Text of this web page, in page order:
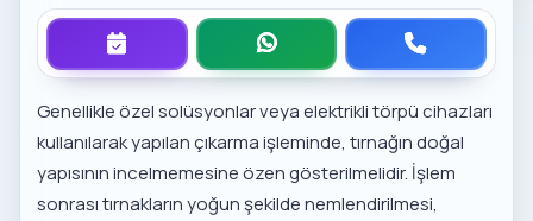
Genellikle özel solüsyonlar veya elektrikli törpü cihazları
kullanılarak yapılan çıkarma işleminde, tırnağın doğal
yapısının incelmemesine özen gösterilmelidir. İşlem
sonrası tırnakların yoğun şekilde nemlendirilmesi,